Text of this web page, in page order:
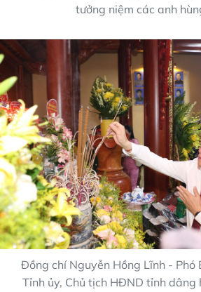
tưởng niệm các anh
Đồng chí Nguyễn Hồng Lĩnh - Phó
Tỉnh ủy, Chủ tịch HĐND tỉnh dâng